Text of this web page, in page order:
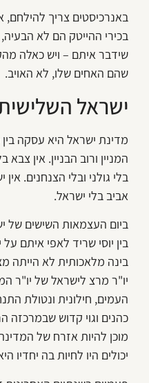
באנרכיסטים צריך
בכירי ההייטק הם לא
שידבר איתם – ויש כאלה
שהם האחים שלו, לא האויב.
ישראל
מדינת ישראל היא עסקה
המניין ורוב הבניין. אין
בלי גולני ובלי הצנחנים.
אביב בלי ישראל.
ביום העצמאות השישים של
בין יוסי שריד לאפי איתם
בינה מלאכותית לא הייתה
יו"ר מרצ לישראל של יו"ר
העמים, חילונית ונטולת
כהנים וגוי קדוש
מוכן להיות אזרח של
יכולים היו לחיות בה